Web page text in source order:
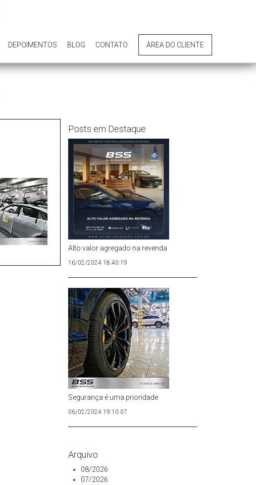
DEPOIMENTOS BLOG CONTATO ÁREA DO CLIENTE
Posts em Destaque
Alto valor agregado na revenda
16/02/2024 18:40:19
Segurança é uma prioridade
06/02/2024 19:10:07
Arquivo
08/2026
07/2026